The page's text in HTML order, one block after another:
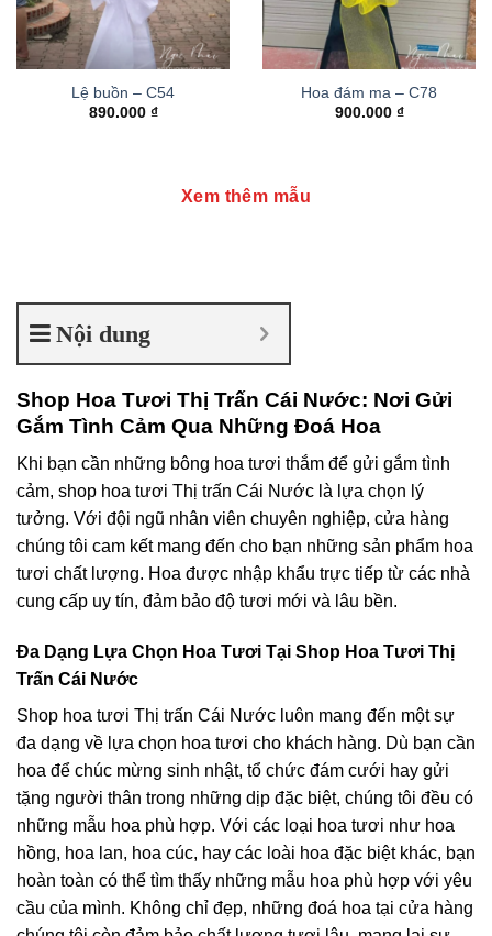
Lệ buồn – C54
890.000 ₫
Hoa đám ma – C78
900.000 ₫
Xem thêm mẫu
Nội dung
Shop Hoa Tươi Thị Trấn Cái Nước: Nơi Gửi
Gắm Tình Cảm Qua Những Đoá Hoa
Khi bạn cần những bông hoa tươi thắm để gửi gắm tình
cảm, shop hoa tươi Thị trấn Cái Nước là lựa chọn lý
tưởng. Với đội ngũ nhân viên chuyên nghiệp, cửa hàng
chúng tôi cam kết mang đến cho bạn những sản phẩm hoa
tươi chất lượng. Hoa được nhập khẩu trực tiếp từ các nhà
cung cấp uy tín, đảm bảo độ tươi mới và lâu bền.
Đa Dạng Lựa Chọn Hoa Tươi Tại Shop Hoa Tươi Thị
Trấn Cái Nước
Shop hoa tươi Thị trấn Cái Nước luôn mang đến một sự
đa dạng về lựa chọn hoa tươi cho khách hàng. Dù bạn cần
hoa để chúc mừng sinh nhật, tổ chức đám cưới hay gửi
tặng người thân trong những dịp đặc biệt, chúng tôi đều có
những mẫu hoa phù hợp. Với các loại hoa tươi như hoa
hồng, hoa lan, hoa cúc, hay các loài hoa đặc biệt khác, bạn
hoàn toàn có thể tìm thấy những mẫu hoa phù hợp với yêu
cầu của mình. Không chỉ đẹp, những đoá hoa tại cửa hàng